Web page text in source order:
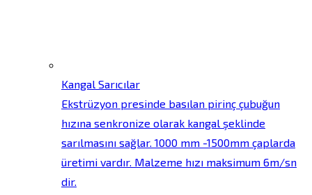
Kangal Sarıcılar
Ekstrüzyon presinde basılan pirinç çubuğun
hızına senkronize olarak kangal şeklinde
sarılmasını sağlar. 1000 mm -1500mm çaplarda
üretimi vardır. Malzeme hızı maksimum 6m/sn
dir.